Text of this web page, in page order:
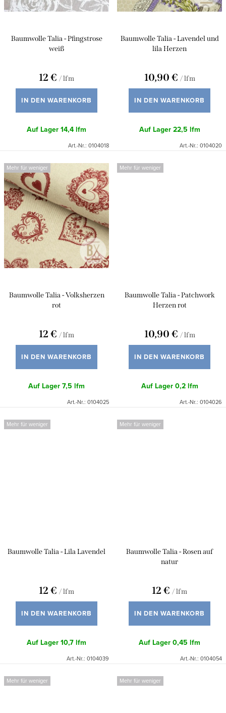
t
ePBaumwolle Talia - Pfingstrose
weiß
12 € / lfm
IN DEN WARENKORB
Auf Lager14,4 lfm
Art.-Nr.: 0104018
Baumwolle Talia - Lavendel und
lila Herzen
10,90 € / lfm
IN DEN WARENKORB
Auf Lager22,5 lfm
Art.-Nr.: 0104020
Mehr für weniger
Baumwolle Talia - Volksherzen
rot
12 € / lfm
IN DEN WARENKORB
Auf Lager7,5 lfm
Art.-Nr.: 0104025
Mehr für weniger
Baumwolle Talia - Patchwork
Herzen rot
10,90 € / lfm
IN DEN WARENKORB
Auf Lager0,2 lfm
Art.-Nr.: 0104026
Mehr für weniger
Baumwolle Talia - Lila Lavendel
12 € / lfm
IN DEN WARENKORB
Auf Lager10,7 lfm
Art.-Nr.: 0104039
Mehr für weniger
Baumwolle Talia - Rosen auf
natur
12 € / lfm
IN DEN WARENKORB
Auf Lager0,45 lfm
Art.-Nr.: 0104054
Mehr für weniger Mehr für weniger